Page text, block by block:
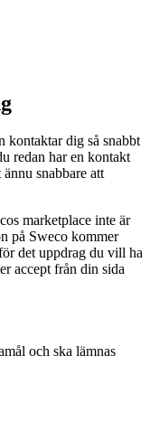
kontaktar dig så snabbt
redan har en kontakt
snabbare att
marketplace inte är
på Sweco kommer
det uppdrag du vill ha
accept från din sida
och ska lämnas